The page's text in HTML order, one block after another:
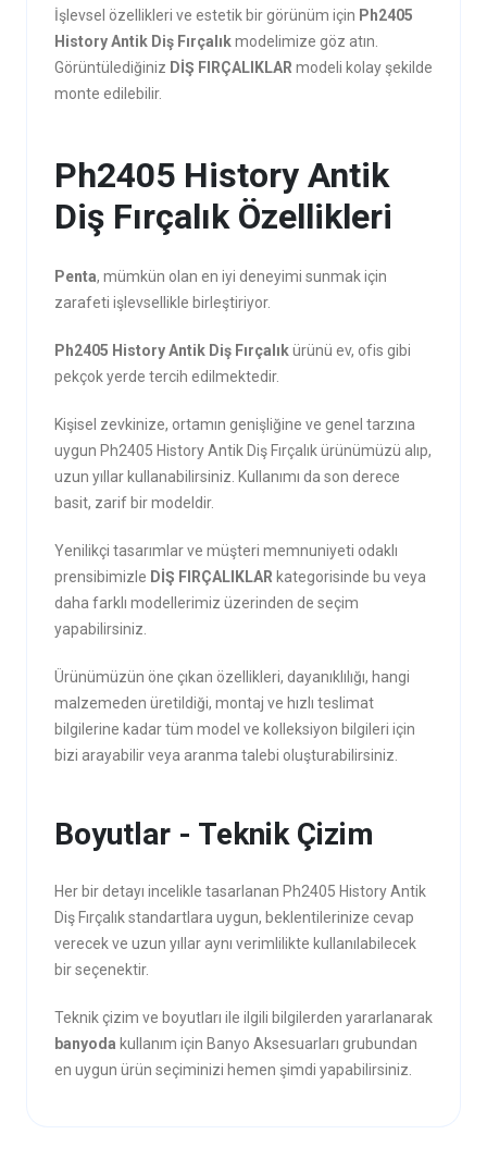
İşlevsel özellikleri ve estetik bir görünüm için Ph2405
History Antik Diş Fırçalıkmodelimize göz atın.
Görüntülediğiniz DİŞ FIRÇALIKLAR modeli kolay şekilde
monte edilebilir.
Ph2405 History Antik
Diş Fırçalık Özellikleri
Penta, mümkün olan en iyi deneyimi sunmak için
zarafeti işlevsellikle birleştiriyor.
Ph2405 History Antik Diş Fırçalıkürünü ev, ofis gibi
pekçok yerde tercih edilmektedir.
Kişisel zevkinize, ortamın genişliğine ve genel tarzına
uygun Ph2405 History Antik Diş Fırçalık ürünümüzü alıp,
uzun yıllar kullanabilirsiniz. Kullanımı da son derece
basit, zarif bir modeldir.
Yenilikçi tasarımlar ve müşteri memnuniyeti odaklı
prensibimizle DİŞ FIRÇALIKLAR kategorisinde bu veya
daha farklı modellerimiz üzerinden de seçim
yapabilirsiniz.
Ürünümüzün öne çıkan özellikleri, dayanıklılığı, hangi
malzemeden üretildiği, montaj ve hızlı teslimat
bilgilerine kadar tüm model ve kolleksiyon bilgileri için
bizi arayabilir veya aranma talebi oluşturabilirsiniz.
Boyutlar - Teknik Çizim
Her bir detayı incelikle tasarlanan Ph2405 History Antik
Diş Fırçalık standartlara uygun, beklentilerinize cevap
verecek ve uzun yıllar aynı verimlilikte kullanılabilecek
bir seçenektir.
Teknik çizim ve boyutları ile ilgili bilgilerden yararlanarak
banyoda kullanım için Banyo Aksesuarları grubundan
en uygun ürün seçiminizi hemen şimdi yapabilirsiniz.